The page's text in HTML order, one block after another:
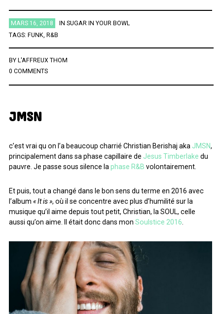
ÉTIQUETTES
AFRICA AFROBEAT
BRAZIL
BRITPOP
INSTRUMENTAL
JAZZ L'HEURE DU BILAN
METAL
MINIMALISME
NEW-WAVE NU SOUL PEOPLE
PLAYLIST
ROCK CALIFORNIEN
RYTHMN AND BLUES SERIES
SOCIÉTÉ
SONG OF THE WEEK
SOUL SOUNDTRACK OF MY LIFE
ARCHIVES
MARS 16, 2018 IN SUGAR IN YOUR BOWL
TAGS: FUNK, R&B
BY L'AFFREUX THOM
0 COMMENTS
JMSN
c’est vrai qu on l’a beaucoup charrié Christian Berishaj aka JMSN,
principalement dans sa phase capillaire de Jesus Timberlake du
pauvre. Je passe sous silence la phase R&B volontairement.
Et puis, tout a changé dans le bon sens du terme en 2016 avec
l’album « It is », où il se concentre avec plus d’humilité sur la
musique qu’il aime depuis tout petit, Christian, la SOUL, celle
aussi qu’on aime. Il était donc dans mon Soulstice 2016